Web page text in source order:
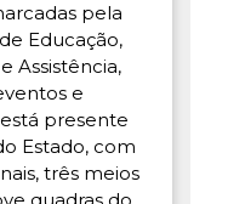
pela
Educação,
Assistência,
e
presente
Estado, com
três meios